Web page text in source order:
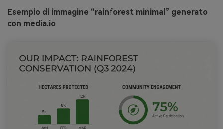
Esempio di immagine “rainforest minimal” generato
con media.io